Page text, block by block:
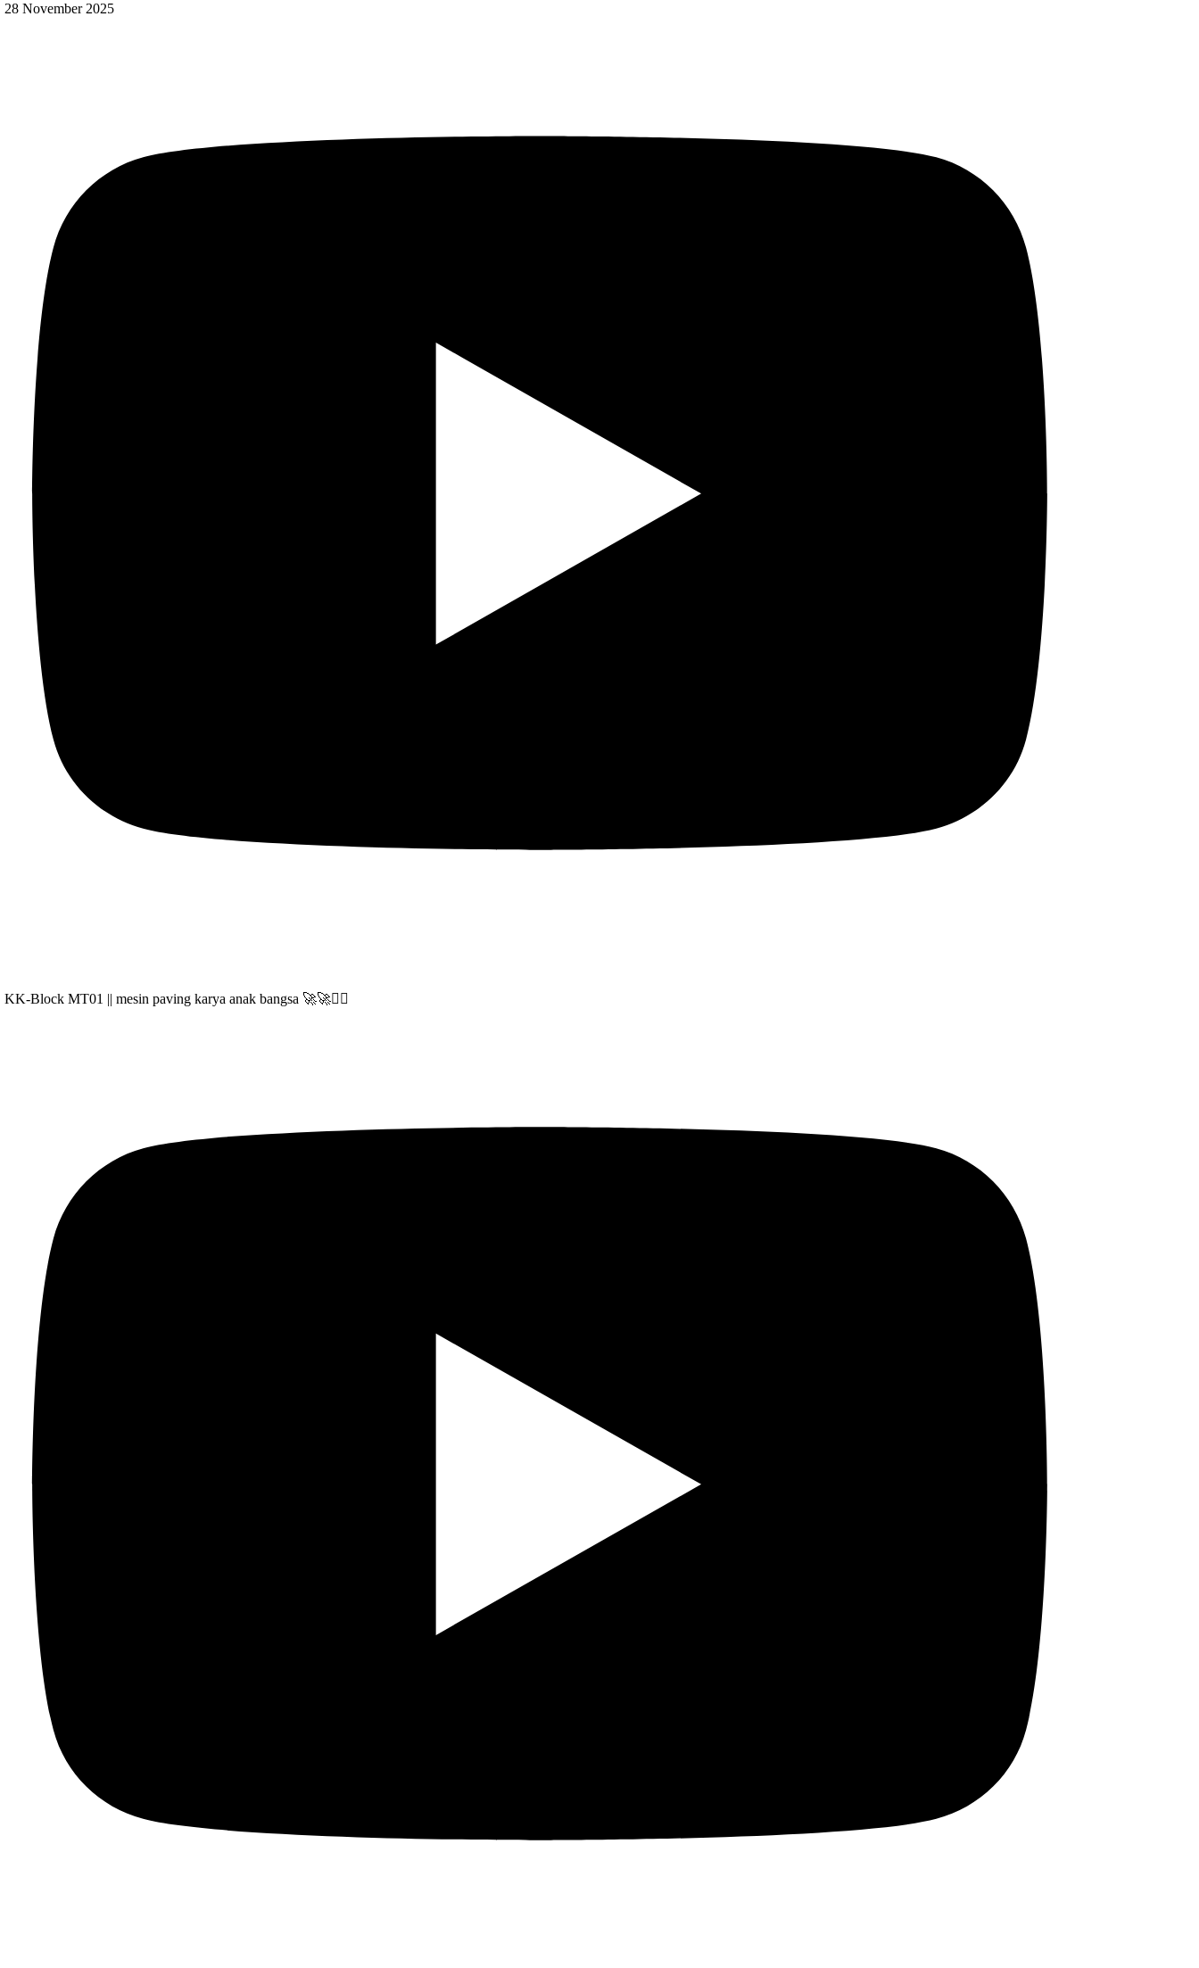
28 November 2025
KK-Block MT01 || mesin paving karya anak bangsa 🚀🚀👷‍♂️